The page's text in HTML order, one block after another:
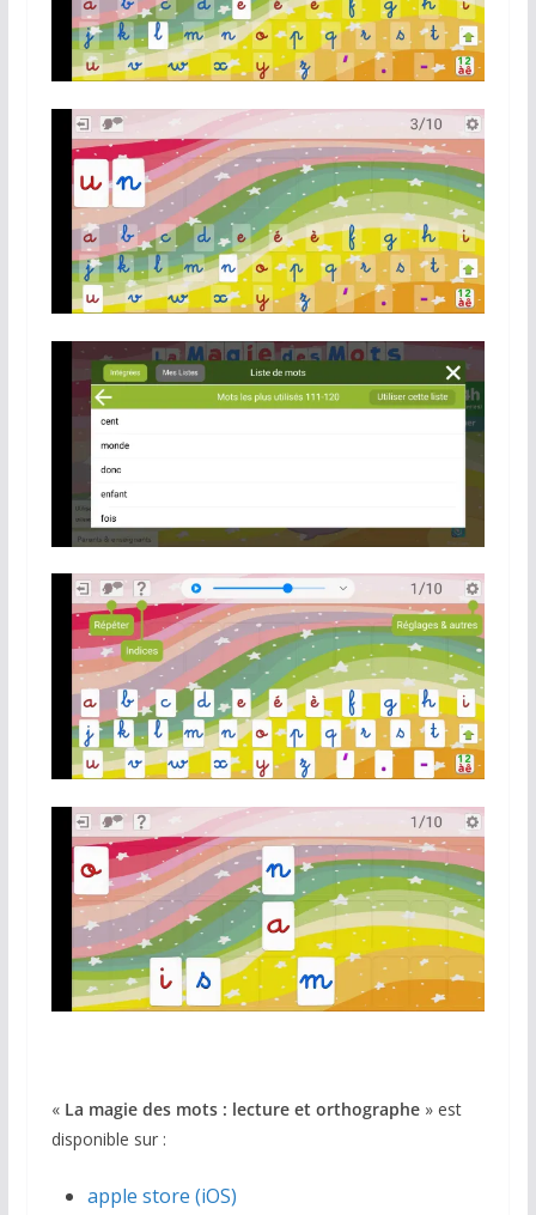
« La magie des mots : lecture et orthographe» est
disponible sur :
apple store (iOS)